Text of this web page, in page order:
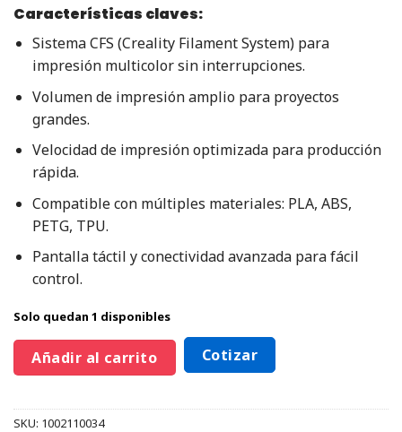
Características claves:
Sistema CFS (Creality Filament System) para
impresión multicolor sin interrupciones.
Volumen de impresión amplio para proyectos
grandes.
Velocidad de impresión optimizada para producción
rápida.
Compatible con múltiples materiales: PLA, ABS,
PETG, TPU.
Pantalla táctil y conectividad avanzada para fácil
control.
Solo quedan 1 disponibles
Añadir al carrito Cotizar
SKU: 1002110034